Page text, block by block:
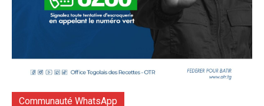
Communauté WhatsApp